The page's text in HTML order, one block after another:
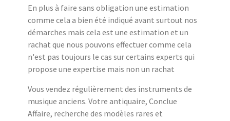
En plus à faire sans obligation une estimation
comme cela a bien été indiqué avant surtout nos
démarches mais cela est une estimation et un
rachat que nous pouvons effectuer comme cela
n'est pas toujours le cas sur certains experts qui
propose une expertise mais non un rachat
Vous vendez régulièrement des instruments de
musique anciens. Votre antiquaire, Conclue
Affaire, recherche des modèles rares et